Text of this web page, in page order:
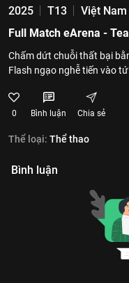
2025 T13 Việt Nam
Full Match eArena -
Chấm dứt chuỗi thất bại
Flash ngạo nghễ tiến vào
0 Bình luận Chia sẻ
Thể loại: Thể thao
Bình luận